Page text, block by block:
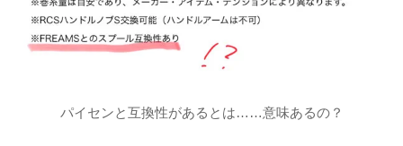
パイセンと互換性があるとは……意味あるの？